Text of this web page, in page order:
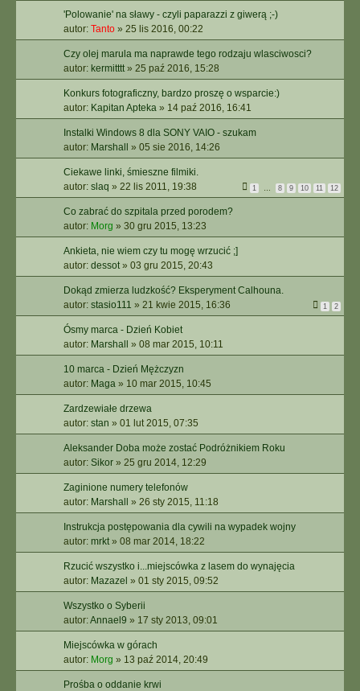
'Polowanie' na sławy - czyli paparazzi z giwerą ;-)
autor: Tanto » 25 lis 2016, 00:22
Czy olej marula ma naprawde tego rodzaju wlasciwosci?
autor: kermitttt» 25 paź 2016, 15:28
Konkurs fotograficzny, bardzo proszę o wsparcie:)
autor: Kapitan Apteka » 14 paź 2016, 16:41
Instalki Windows 8 dla SONY VAIO - szukam
autor: Marshall » 05 sie 2016, 14:26
Ciekawe linki, śmieszne filmiki.
autor: slaq » 22 lis 2011, 19:38 1 8 9 10 11 12
Co zabrać do szpitala przed porodem?
autor: Morg » 30 gru 2015, 13:23
Ankieta, nie wiem czy tu mogę wrzucić ;]
autor: dessot» 03 gru 2015, 20:43
Dokąd zmierza ludzkość? Eksperyment Calhouna.
autor: stasio111 » 21 kwie 2015, 16:36 1 2
Ósmy marca - Dzień Kobiet
autor: Marshall » 08 mar 2015, 10:11
10 marca - Dzień Mężczyzn
autor: Maga » 10 mar 2015, 10:45
Zardzewiałe drzewa
autor: stan » 01 lut 2015, 07:35
Aleksander Doba może zostać Podróżnikiem Roku
autor: Sikor » 25 gru 2014, 12:29
Zaginione numery telefonów
autor: Marshall » 26 sty 2015, 11:18
Instrukcja postępowania dla cywili na wypadek wojny
autor: mrkt» 08 mar 2014, 18:22
Rzucić wszystko i...miejscówka z lasem do wynajęcia
autor: Mazazel » 01 sty 2015, 09:52
Wszystko o Syberii
autor:Annael9 » 17 sty 2013, 09:01
Miejscówka w górach
autor: Morg » 13 paź 2014, 20:49
Prośba o oddanie krwi